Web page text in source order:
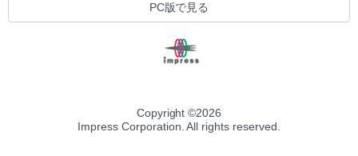
PC版で見る
Copyright ©2026
Impress Corporation. All rights reserved.